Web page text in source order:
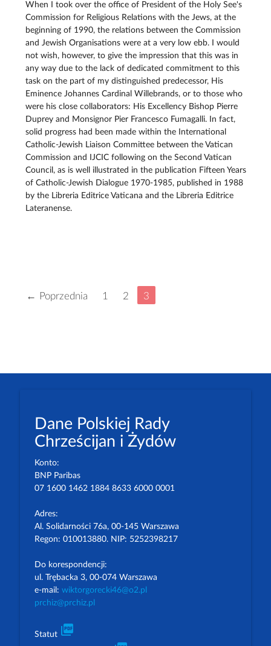
When I took over the office of President of the Holy See's
Commission for Religious Relations with the Jews, at the
beginning of 1990, the relations between the Commission
and Jewish Organisations were at a very low ebb. I would
not wish, however, to give the impression that this was in
any way due to the lack of dedicated commitment to this
task on the part of my distinguished predecessor, His
Eminence Johannes Cardinal Willebrands, or to those who
were his close collaborators: His Excellency Bishop Pierre
Duprey and Monsignor Pier Francesco Fumagalli. In fact,
solid progress had been made within the International
Catholic-Jewish Liaison Committee between the Vatican
Commission and IJCIC following on the Second Vatican
Council, as is well illustrated in the publication Fifteen Years
of Catholic-Jewish Dialogue 1970-1985, published in 1988
by the Libreria Editrice Vaticana and the Libreria Editrice
Lateranense.
← Poprzednia 1 2 3
Dane Polskiej Rady
Chrześcijan i Żydów
Konto:
BNP Paribas
07 1600 1462 1884 8633 6000 0001
Adres:
Al. Solidarności 76a, 00-145 Warszawa
Regon: 010013880. NIP: 5252398217
Do korespondencji:
ul. Trębacka 3, 00-074 Warszawa
e-mail: wiktorgorecki46@o2.pl
prchiz@prchiz.pl
Statut picture_as_pdf